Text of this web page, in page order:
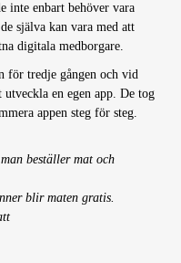
inte enbart behöver vara
själva kan vara med att
digitala medborgare.
för tredje gången och vid
en egen app. De tog
appen steg för steg.
beställer mat och
blir maten gratis.